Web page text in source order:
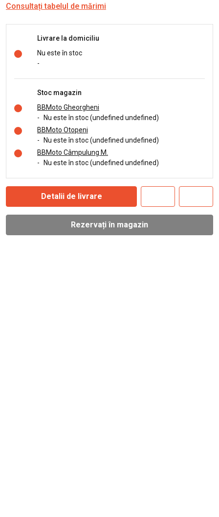
Consultați tabelul de mărimi
Livrare la domiciliu
Nu este în stoc
-
Stoc magazin
BBMoto Gheorgheni
-
Nu este în stoc (undefined undefined)
BBMoto Otopeni
-
Nu este în stoc (undefined undefined)
BBMoto Câmpulung M.
-
Nu este în stoc (undefined undefined)
Detalii de livrare
Rezervați în magazin